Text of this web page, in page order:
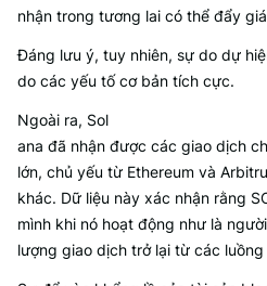
nhận trong tương lai có thể đẩy
Đáng lưu ý, tuy nhiên, sự do dự
do các yếu tố cơ bản tích cực.
Ngoài ra, Sol
ana đã nhận được các giao dịch
lớn, chủ yếu từ Ethereum và
khác. Dữ liệu này xác nhận rằng
mình khi nó hoạt động như là
lượng giao dịch trở lại từ các luồng